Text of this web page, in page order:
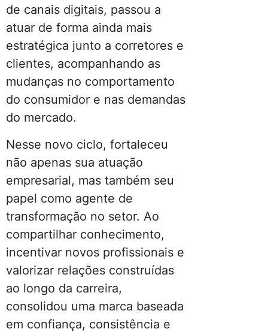
de canais digitais, passou a
atuar de forma ainda mais
estratégica junto a corretores e
clientes, acompanhando as
mudanças no comportamento
do consumidor e nas demandas
do mercado.
Nesse novo ciclo, fortaleceu
não apenas sua atuação
empresarial, mas também seu
papel como agente de
transformação no setor. Ao
compartilhar conhecimento,
incentivar novos profissionais e
valorizar relações construídas
ao longo da carreira,
consolidou uma marca baseada
em confiança, consistência e